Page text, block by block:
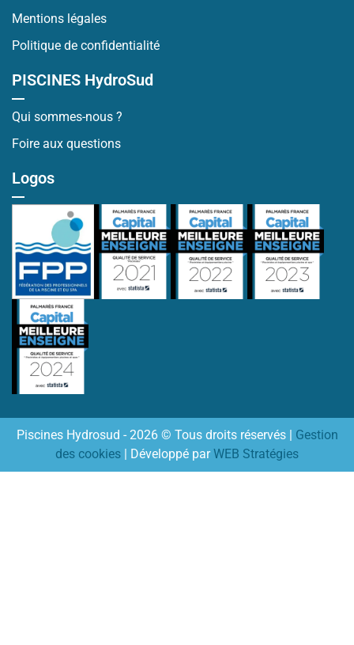
Mentions légales
Politique de confidentialité
PISCINES HydroSud
Qui sommes-nous ?
Foire aux questions
Logos
Piscines Hydrosud - 2026 © Tous droits réservés | Gestion
des cookies | Développé parWEB Stratégies